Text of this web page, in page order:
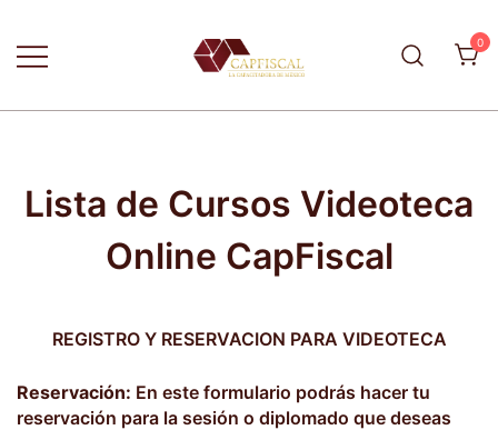
content
0
Lista de Cursos Videoteca
Online CapFiscal
REGISTRO Y RESERVACION PARA VIDEOTECA
Reservación: En este formulario podrás hacer tu
reservación para la sesión o diplomado que deseas